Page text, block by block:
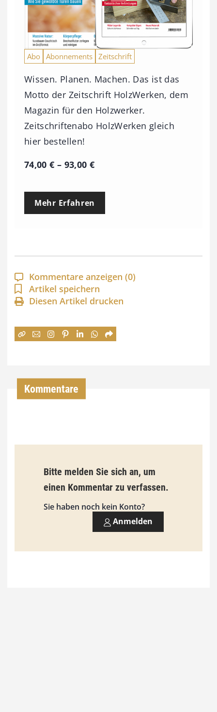
Abo Abonnements Zeitschrift
Wissen. Planen. Machen. Das ist das
Motto der Zeitschrift HolzWerken, dem
Magazin für den Holzwerker.
Zeitschriftenabo HolzWerken gleich
hier bestellen!
74,00€ – 93,00 €P
e
p
a
n
n
:
€
i
s
9
0
Mehr Erfahren
Kommentare anzeigen (0)
Artikel speichern
Diesen Artikel drucken
Kommentare
Bitte melden Sie sich an, um
einen Kommentar zu verfassen.
Sie haben noch kein Konto?
Anmelden